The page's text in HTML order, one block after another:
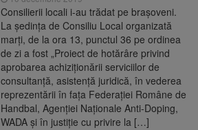
Consilierii locali i-au trădat pe brașoveni.
La ședința de Consiliu Local organizată
marți, de la ora 13, punctul 36 pe ordinea
de zi a fost „Proiect de hotărâre privind
aprobarea achiziționării serviciilor de
consultanță, asistență juridică, în vederea
reprezentării în fața Federației Române de
Handbal, Agenției Naționale Anti-Doping,
WADA și în justiție cu privire la […]